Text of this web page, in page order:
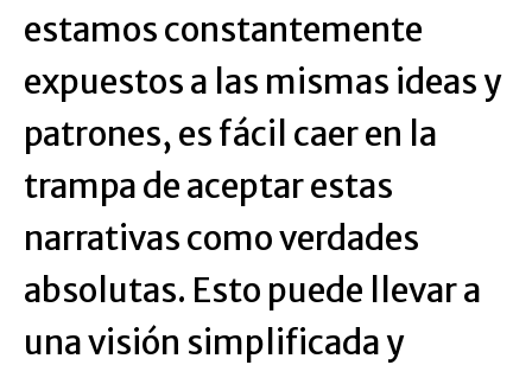
estamos constantemente
expuestos a las mismas ideas y
patrones, es fácil caer en la
trampa de aceptar estas
narrativas como verdades
absolutas. Esto puede llevar a
una visión simplificada y